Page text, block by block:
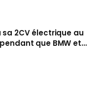
2CV électrique au
que BMW et